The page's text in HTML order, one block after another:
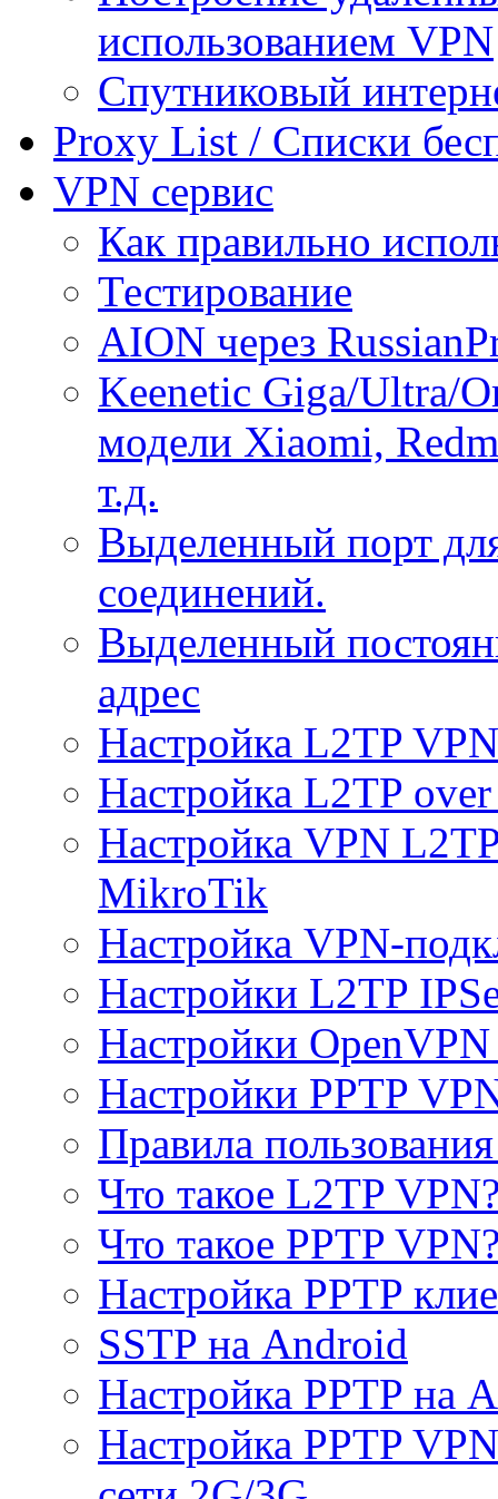
использованием VPN
Спутниковый
Proxy List / Списки
VPN сервис
Как правильно
Тестирование
AION через
Keenetic Giga/Ultra/
модели Xiaomi,
т.д.
Выделенный порт
соединений.
Выделенный
адрес
Настройка L2TP
Настройка L2TP
Настройка VPN
MikroTik
Настройка VPN-
Настройки L2TP
Настройки
Настройки PPTP
Правила
Что такое L2TP
Что такое PPTP
Настройка PPTP
SSTP на Android
Настройка PPTP на
Настройка PPTP